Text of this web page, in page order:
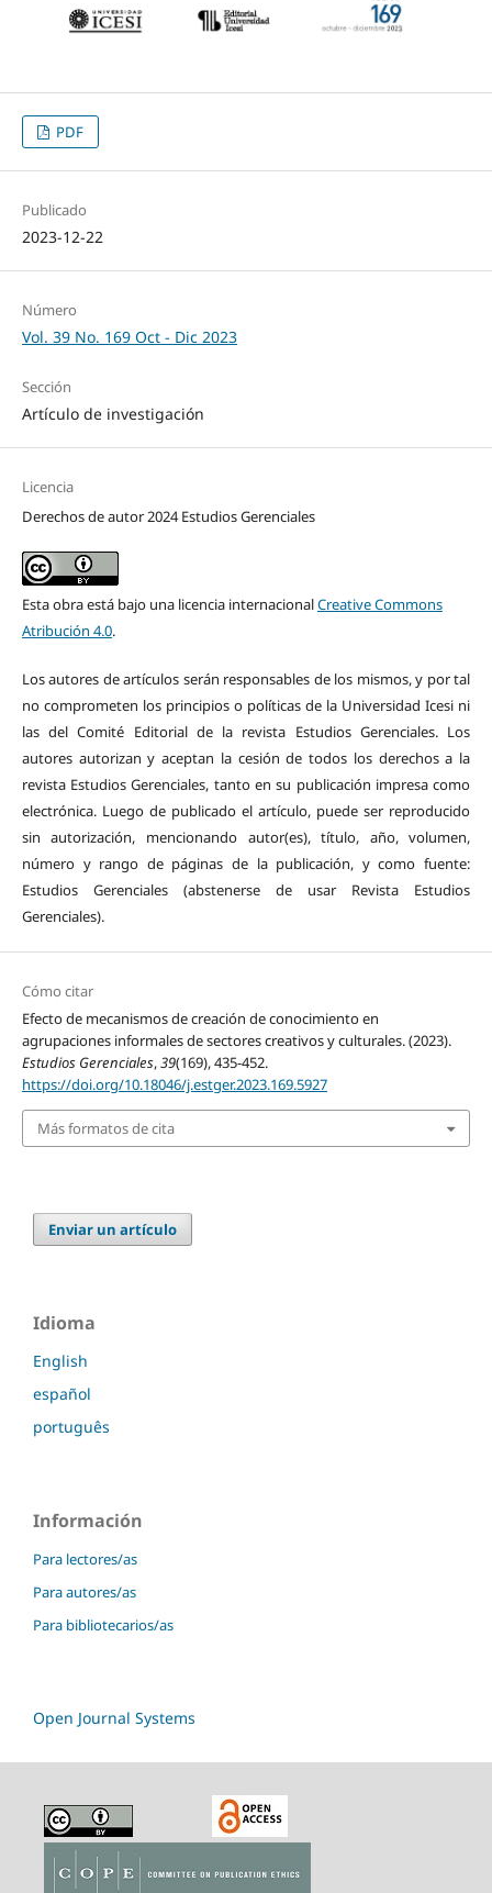
PDF
Publicado
2023-12-22
Número
Vol. 39 No. 169 Oct - Dic 2023
Sección
Artículo de investigación
Licencia
Derechos de autor 2024 Estudios Gerenciales
Esta obra está bajo una licencia internacionalCreative Commons
Atribución 4.0.
Los autores de artículos serán responsables de los mismos, y por tal
no comprometen los principios o políticas de la Universidad Icesi ni
las del Comité Editorial de la revista Estudios Gerenciales. Los
autores autorizan y aceptan la cesión de todos los derechos a la
revista Estudios Gerenciales, tanto en su publicación impresa como
electrónica. Luego de publicado el artículo, puede ser reproducido
sin autorización, mencionando autor(es), título, año, volumen,
número y rango de páginas de la publicación, y como fuente:
Estudios Gerenciales (abstenerse de usar Revista Estudios
Gerenciales).
Cómo citar
Efecto de mecanismos de creación de conocimiento en
agrupaciones informales de sectores creativos y culturales. (2023).
Estudios Gerenciales,39(169), 435-452.
https://doi.org/10.18046/j.estger.2023.169.5927
Más formatos de cita
Enviar un artículo
Idioma
English
español
português
Información
Para lectores/as
Para autores/as
Para bibliotecarios/as
Open Journal Systems